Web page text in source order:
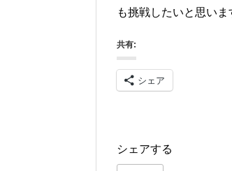
も挑戦したいと思いま
共有:
シェア
シェアする